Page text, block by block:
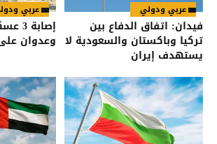
عربي ودولي
فيدان: اتفاق الدفاع بين
تركيا وباكستان والسعودية لا
يستهدف إيران
عربي
وعدوان